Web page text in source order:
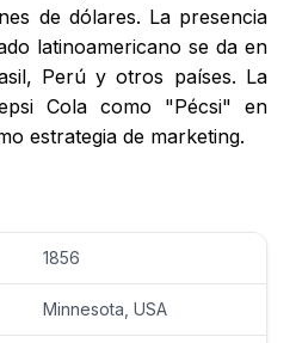
de dólares. La presencia
latinoamericano se da en
Perú y otros países. La
Cola como "Pécsi" en
estrategia de marketing.
1856
Minnesota, USA